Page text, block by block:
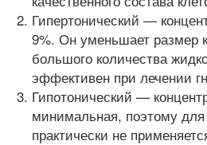
Гипертонический —
9%. Он уменьшает размер
большого количества
эффективен при лечении
Гипотонический —
минимальная, поэтому
практически не